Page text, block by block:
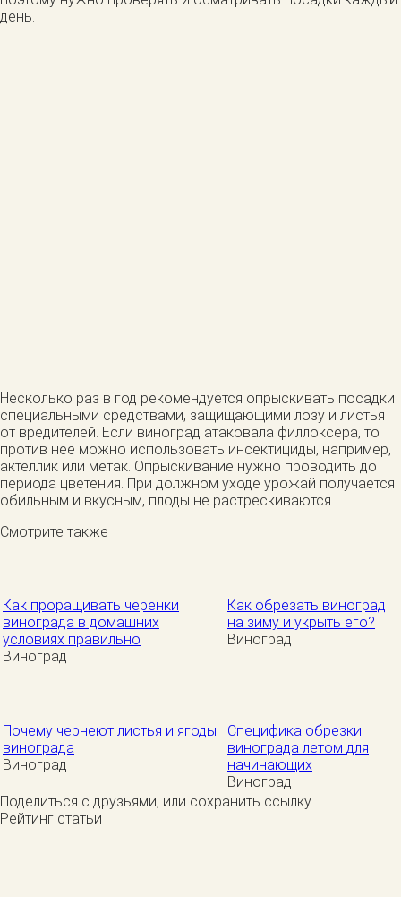
день.
Несколько раз в год рекомендуется опрыскивать посадки
специальными средствами, защищающими лозу и листья
от вредителей. Если виноград атаковала филлоксера, то
против нее можно использовать инсектициды, например,
актеллик или метак. Опрыскивание нужно проводить до
периода цветения. При должном уходе урожай получается
обильным и вкусным, плоды не растрескиваются.
Смотрите также
Как проращивать черенки
винограда в домашних
условиях правильно
Виноград
Как обрезать виноград
на зиму и укрыть его?
Виноград
Почему чернеют листья и ягоды
винограда
Виноград
Специфика обрезки
винограда летом для
начинающих
Виноград
Поделиться с друзьями, или сохранить ссылку
Рейтинг статьи